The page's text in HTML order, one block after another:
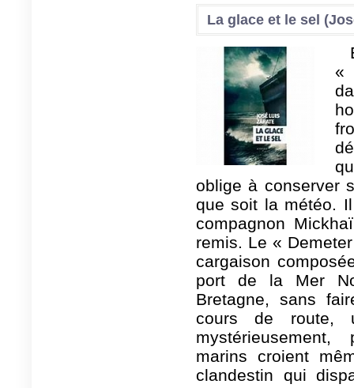
La glace et le sel
«
oblige à conserver
que soit la météo.
compagnon
remis. Le «
cargaison
port de la Mer
Bretagne, sans
cours de route,
marins croient
clandestin qui